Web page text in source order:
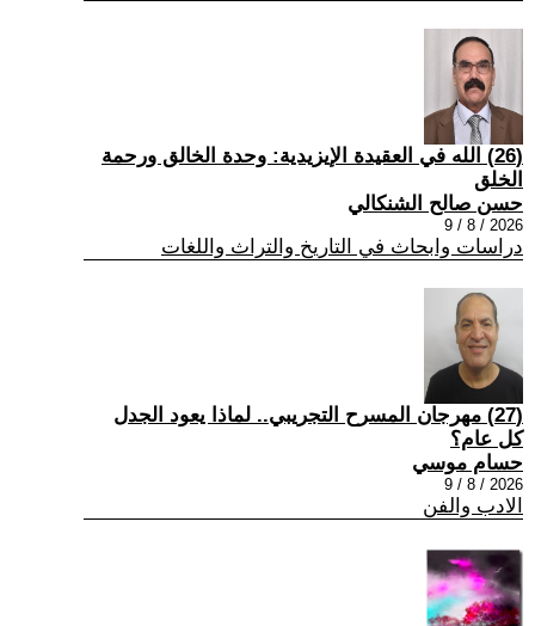
(26) الله في العقيدة الإيزيدية: وحدة الخالق ورحمة
الخلق
حسن صالح الشنكالي
2026 / 8 / 9
دراسات وابحاث في التاريخ والتراث واللغات
(27) مهرجان المسرح التجريبي.. لماذا يعود الجدل
كل عام؟
حسام موسي
2026 / 8 / 9
الادب والفن